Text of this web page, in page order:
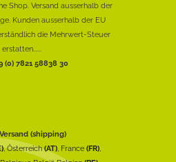
Shop. Versand ausserhalb der
Kunden ausserhalb der EU
die Mehrwert-Steuer
erstatten......
(0) 7821 58838 30
(shipping)
, Österreich(AT), France (FR),